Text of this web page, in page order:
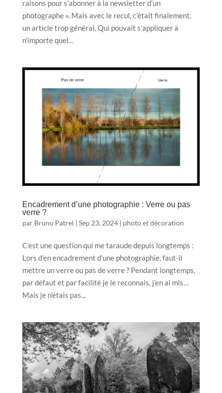
raisons pour s’abonner à la newsletter d’un
photographe ». Mais avec le recul, c’était finalement,
un article trop général. Qui pouvait s’appliquer à
n’importe quel...
Encadrement d’une photographie : Verre ou pas
verre ?
par Bruno Patrel | Sep 23, 2024| photo et décoration
C’est une question qui me taraude depuis longtemps :
Lors d’en encadrement d’une photographie, faut-il
mettre un verre ou pas de verre ? Pendant longtemps,
par défaut et par facilité je le reconnais, j’en ai mis…
Mais je n’étais pas...